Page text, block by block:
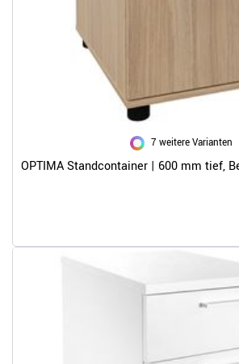
7 weitere Varianten
OPTIMA Standcontainer | 600 mm tief,